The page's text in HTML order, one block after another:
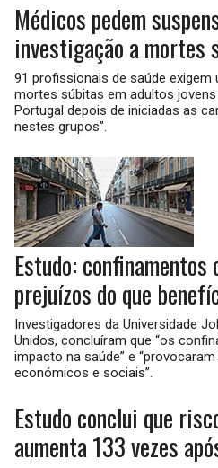
Médicos pedem
investigação a mortes
91 profissionais de saúde exigem
mortes súbitas em adultos
Portugal depois de iniciadas as
nestes grupos”.
Estudo: confinamentos
prejuízos do que
Investigadores da Universidade
Unidos, concluíram que “os
impacto na saúde” e
económicos e sociais”.
Estudo conclui que
aumenta 133 vezes